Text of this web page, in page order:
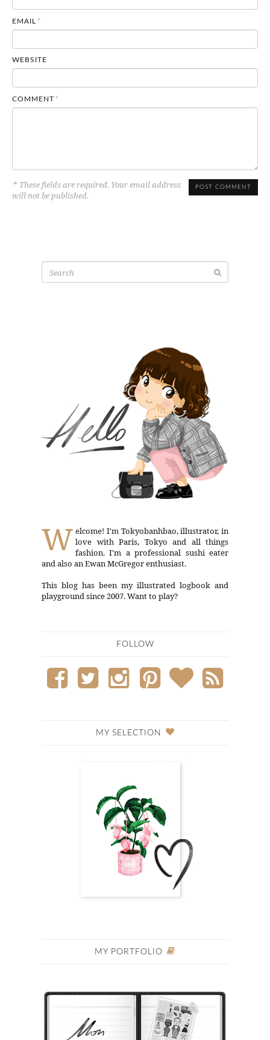
EMAIL *
WEBSITE
COMMENT *
* These fields are required. Your email address
will not be published.
Search
for:
W elcome! I'm Tokyobanhbao, illustrator, in
love with Paris, Tokyo and all things
fashion. I'm a professional sushi eater
and also an Ewan McGregor enthusiast.
This blog has been my illustrated logbook and
playground since 2007. Want to play?
FOLLOW
MY SELECTION
MY PORTFOLIO